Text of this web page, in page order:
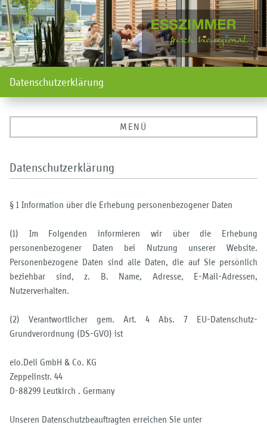
Datenschutzerklärung
Datenschutzerklärung
§ 1 Information über die Erhebung personenbezogener Daten
(1) Im Folgenden informieren wir über die Erhebung
personenbezogener Daten bei Nutzung unserer Website.
Personenbezogene Daten sind alle Daten, die auf Sie persönlich
beziehbar sind, z. B. Name, Adresse, E-Mail-Adressen,
Nutzerverhalten.
(2) Verantwortlicher gem. Art. 4 Abs. 7 EU-Datenschutz-
Grundverordnung (DS-GVO) ist
elo.Deli GmbH & Co. KG
Zeppelinstr. 44
D-88299 Leutkirch . Germany
Unseren Datenschutzbeauftragten erreichen Sie unter
MENÜ